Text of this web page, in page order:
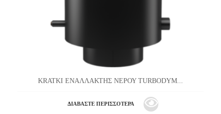
KRATKI ΕΝΑΛΛΑΚΤΗΣ ΝΕΡΟΥ TURBODYM...
ΔΙΑΒΆΣΤΕ ΠΕΡΙΣΣΌΤΕΡΑ